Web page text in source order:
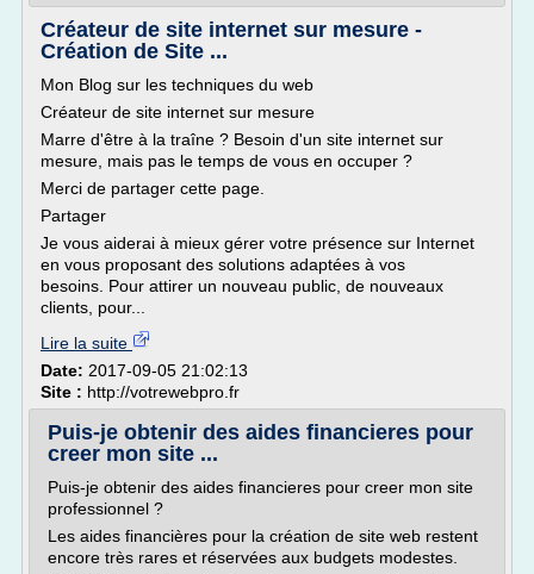
Créateur de site internet sur mesure -
Création de Site ...
Mon Blog sur les techniques du web
Créateur de site internet sur mesure
Marre d'être à la traîne ? Besoin d'un site internet sur
mesure, mais pas le temps de vous en occuper ?
Merci de partager cette page.
Partager
Je vous aiderai à mieux gérer votre présence sur Internet
en vous proposant des solutions adaptées à vos
besoins. Pour attirer un nouveau public, de nouveaux
clients, pour...
Lire la suite
Date: 2017-09-05 21:02:13
Site : http://votrewebpro.fr
Puis-je obtenir des aides financieres pour
creer mon site ...
Puis-je obtenir des aides financieres pour creer mon site
professionnel ?
Les aides financières pour la création de site web restent
encore très rares et réservées aux budgets modestes.